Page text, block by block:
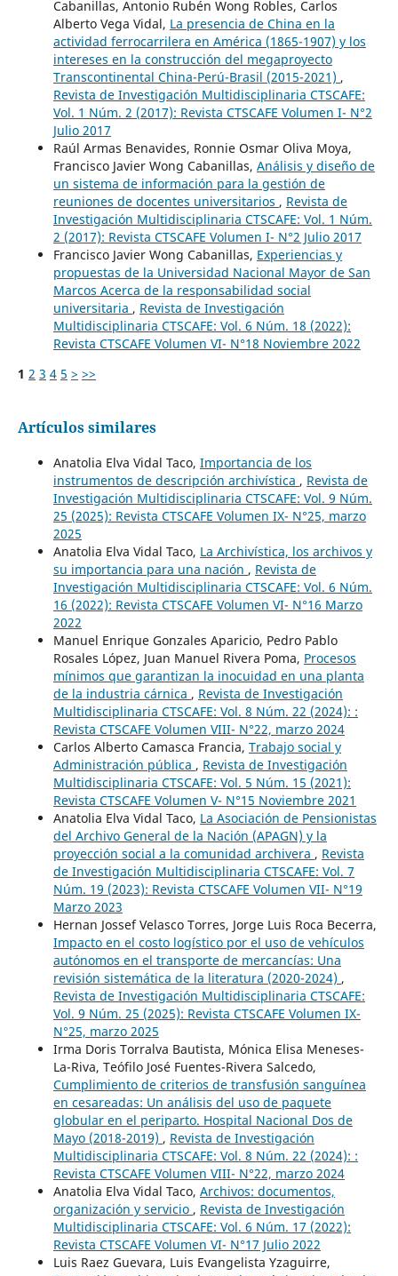
Cabanillas, Antonio Rubén Wong Robles, Carlos
Alberto Vega Vidal, La presencia de China en la
actividad ferrocarrilera en América (1865-1907) y los
intereses en la construcción del megaproyecto
Transcontinental China-Perú-Brasil (2015-2021) ,
Revista de Investigación Multidisciplinaria CTSCAFE:
Vol. 1 Núm. 2 (2017): Revista CTSCAFE Volumen I- N°2
Julio 2017
Raúl Armas Benavides, Ronnie Osmar Oliva Moya,
Francisco Javier Wong Cabanillas, Análisis y diseño de
un sistema de información para la gestión de
reuniones de docentes universitarios , Revista de
Investigación Multidisciplinaria CTSCAFE: Vol. 1 Núm.
2 (2017): Revista CTSCAFE Volumen I- N°2 Julio 2017
Francisco Javier Wong Cabanillas, Experiencias y
propuestas de la Universidad Nacional Mayor de San
Marcos Acerca de la responsabilidad social
universitaria , Revista de Investigación
Multidisciplinaria CTSCAFE: Vol. 6 Núm. 18 (2022):
Revista CTSCAFE Volumen VI- N°18 Noviembre 2022
1 2 3 4 5 > >>
Artículos similares
Anatolia Elva Vidal Taco, Importancia de los
instrumentos de descripción archivística , Revista de
Investigación Multidisciplinaria CTSCAFE: Vol. 9 Núm.
25 (2025): Revista CTSCAFE Volumen IX- N°25, marzo
2025
Anatolia Elva Vidal Taco, La Archivística, los archivos y
su importancia para una nación , Revista de
Investigación Multidisciplinaria CTSCAFE: Vol. 6 Núm.
16 (2022): Revista CTSCAFE Volumen VI- N°16 Marzo
2022
Manuel Enrique Gonzales Aparicio, Pedro Pablo
Rosales López, Juan Manuel Rivera Poma, Procesos
mínimos que garantizan la inocuidad en una planta
de la industria cárnica , Revista de Investigación
Multidisciplinaria CTSCAFE: Vol. 8 Núm. 22 (2024): :
Revista CTSCAFE Volumen VIII- N°22, marzo 2024
Carlos Alberto Camasca Francia, Trabajo social y
Administración pública , Revista de Investigación
Multidisciplinaria CTSCAFE: Vol. 5 Núm. 15 (2021):
Revista CTSCAFE Volumen V- N°15 Noviembre 2021
Anatolia Elva Vidal Taco, La Asociación de Pensionistas
del Archivo General de la Nación (APAGN) y la
proyección social a la comunidad archivera , Revista
de Investigación Multidisciplinaria CTSCAFE: Vol. 7
Núm. 19 (2023): Revista CTSCAFE Volumen VII- N°19
Marzo 2023
Hernan Jossef Velasco Torres, Jorge Luis Roca Becerra,
Impacto en el costo logístico por el uso de vehículos
autónomos en el transporte de mercancías: Una
revisión sistemática de la literatura (2020-2024) ,
Revista de Investigación Multidisciplinaria CTSCAFE:
Vol. 9 Núm. 25 (2025): Revista CTSCAFE Volumen IX-
N°25, marzo 2025
Irma Doris Torralva Bautista, Mónica Elisa Meneses-
La-Riva, Teófilo José Fuentes-Rivera Salcedo,
Cumplimiento de criterios de transfusión sanguínea
en cesareadas: Un análisis del uso de paquete
globular en el periparto. Hospital Nacional Dos de
Mayo (2018-2019) , Revista de Investigación
Multidisciplinaria CTSCAFE: Vol. 8 Núm. 22 (2024): :
Revista CTSCAFE Volumen VIII- N°22, marzo 2024
Anatolia Elva Vidal Taco, Archivos: documentos,
organización y servicio , Revista de Investigación
Multidisciplinaria CTSCAFE: Vol. 6 Núm. 17 (2022):
Revista CTSCAFE Volumen VI- N°17 Julio 2022
Luis Raez Guevara, Luis Evangelista Yzaguirre,